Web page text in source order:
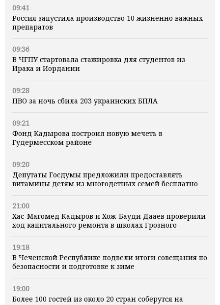
09:41
Россия запустила производство 10 жизненно важных
препаратов
09:36
В ЧГПУ стартовала стажировка для студентов из
Ирака и Иордании
09:28
ПВО за ночь сбила 203 украинских БПЛА
09:21
Фонд Кадырова построил новую мечеть в
Гудермесском районе
09:20
Депутаты Госдумы предложили предоставлять
витамины детям из многодетных семей бесплатно
21:00
Хас-Магомед Кадыров и Хож-Бауди Дааев проверили
ход капитального ремонта в школах Грозного
19:18
В Чеченской Республике подвели итоги совещания по
безопасности и подготовке к зиме
19:00
Более 100 гостей из около 20 стран соберутся на